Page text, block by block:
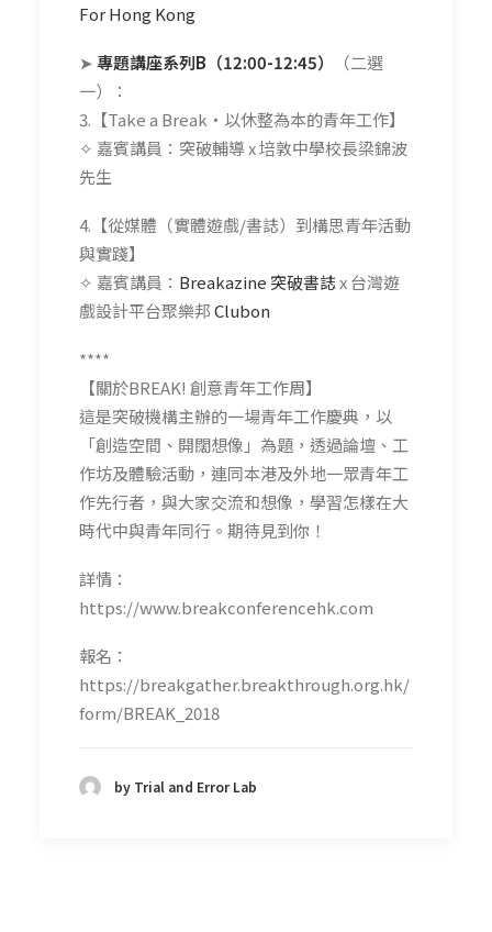
For Hong Kong
➤專題講座系列B（12:00-12:45）
（二選
一）：
3.【Take a Break‧以休整為本的青年工作】
✧ 嘉賓講員：突破輔導 x 培敦中學校長梁錦波
先生
4.【從媒體（實體遊戲/書誌）到構思青年活動
與實踐】
✧ 嘉賓講員： Breakazine 突破書誌x 台灣遊
戲設計平台聚樂邦Clubon
****
【關於BREAK! 創意青年工作周】
這是突破機構主辦的一場青年工作慶典，以
「創造空間、開闊想像」為題，透過論壇、工
作坊及體驗活動，連同本港及外地一眾青年工
作先行者，與大家交流和想像，學習怎樣在大
時代中與青年同行。期待見到你！
詳情：
https://www.breakconferencehk.com
報名：
https://breakgather.breakthrough.org.hk/
form/BREAK_2018
by Trial and Error Lab